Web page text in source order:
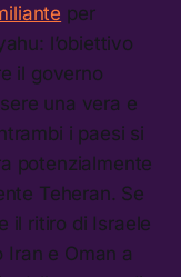
per
l’obiettivo
il governo
una vera e
i paesi si
potenzialmente
Teheran. Se
il ritiro di Israele
Iran e Oman a